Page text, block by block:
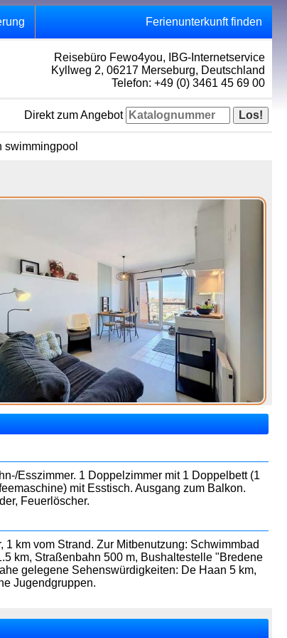
Ferienunterkunft finden
Reisebüro Fewo4you, IBG-Internetservice
Kyllweg 2, 06217 Merseburg, Deutschland
Telefon: +49 (0) 3461 45 69 00
Direkt zum Angebot
swimmingpool
Esszimmer. 1 Doppelzimmer mit 1 Doppelbett (1
mit Esstisch. Ausgang zum Balkon.
Feuerlöscher.
km vom Strand. Zur Mitbenutzung: Schwimmbad
km, Straßenbahn 500 m, Bushaltestelle "Bredene
gelegene Sehenswürdigkeiten: De Haan 5 km,
Jugendgruppen.